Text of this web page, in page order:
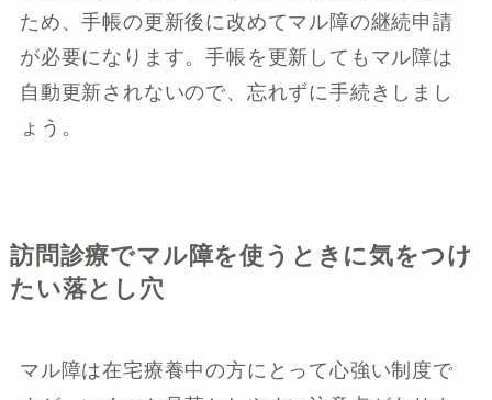
ため、手帳の更新後に改めてマル障の継続申請
が必要になります。手帳を更新してもマル障は
自動更新されないので、忘れずに手続きしまし
ょう。
訪問診療でマル障を使うときに気をつけ
たい落とし穴
マル障は在宅療養中の方にとって心強い制度で